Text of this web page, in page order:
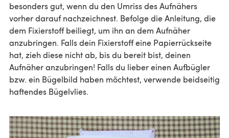
besonders gut, wenn du den Umriss des Aufnähers
vorher darauf nachzeichnest. Befolge die Anleitung, die
dem Fixierstoff beiliegt, um ihn an dem Aufnäher
anzubringen. Falls dein Fixierstoff eine Papierrückseite
hat, zieh diese nicht ab, bis du bereit bist, deinen
Aufnäher anzubringen! Falls du lieber einen Aufbügler
bzw. ein Bügelbild haben möchtest, verwende beidseitig
haftendes Bügelvlies.